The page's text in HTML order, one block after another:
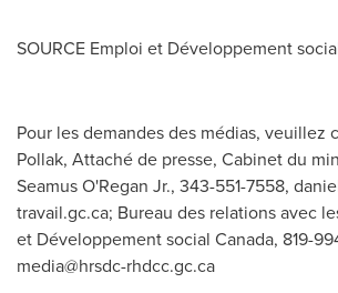
SOURCE Emploi et Développement
Pour les demandes des médias, veuillez
Pollak, Attaché de presse, Cabinet du
Seamus O'Regan Jr., 343-551-7558,
travail.gc.ca; Bureau des relations avec
et Développement social Canada, 819-
media@hrsdc-rhdcc.gc.ca